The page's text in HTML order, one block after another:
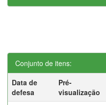
Conjunto de itens:
Data de
defesa
Pré-
visualização